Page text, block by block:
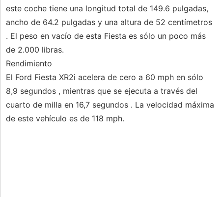
este coche tiene una longitud total de 149.6 pulgadas,
ancho de 64.2 pulgadas y una altura de 52 centímetros
. El peso en vacío de esta Fiesta es sólo un poco más
de 2.000 libras.
Rendimiento
El Ford Fiesta XR2i acelera de cero a 60 mph en sólo
8,9 segundos , mientras que se ejecuta a través del
cuarto de milla en 16,7 segundos . La velocidad máxima
de este vehículo es de 118 mph.